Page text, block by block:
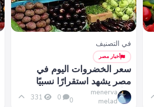
في التصنيف
أخبار مصر
سعر الخضروات اليوم في
مصر يشهد استقرارًا نسبيًا
بالأسواق
menerva
melad
0